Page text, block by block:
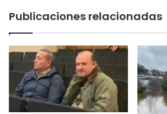
d
e
a
A
a
l
a
s
e
g
r
Publicaciones relacionadas